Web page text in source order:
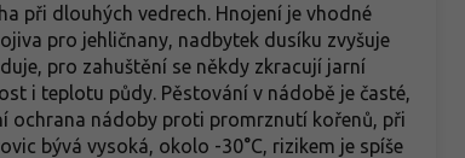
při dlouhých vedrech. Hnojení je vhodné
pro jehličnany, nadbytek dusíku zvyšuje
pro zahuštění se někdy zkracují jarní
i teplotu půdy. Pěstování v nádobě je časté,
ochrana nádoby proti promrznutí kořenů, při
bývá vysoká, okolo -30°C, rizikem je spíše